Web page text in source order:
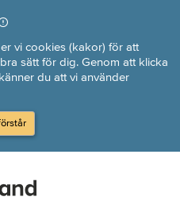
vi cookies (kakor) för att
sätt för dig. Genom att klicka
du att vi använder